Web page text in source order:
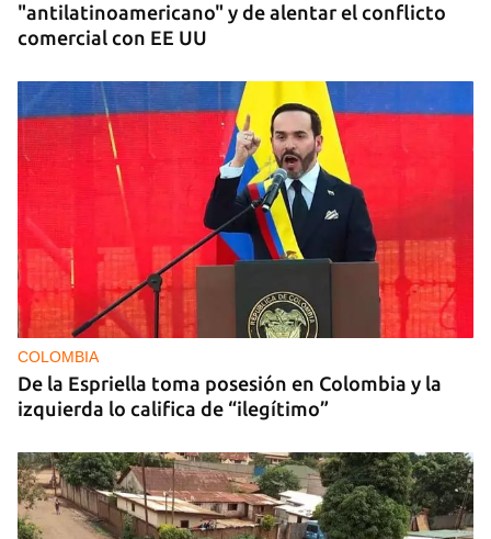
"antilatinoamericano" y de alentar el conflicto
comercial con EE UU
COLOMBIA
De la Espriella toma posesión en Colombia y la
izquierda lo califica de “ilegítimo”